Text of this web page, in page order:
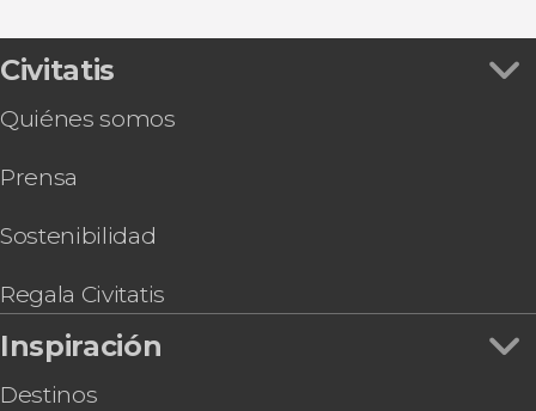
Civitatis
Quiénes somos
Prensa
Sostenibilidad
Regala Civitatis
Inspiración
Destinos